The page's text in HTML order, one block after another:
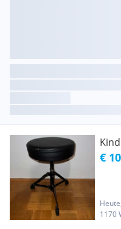
€ 10
1170